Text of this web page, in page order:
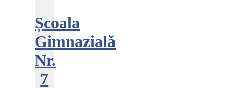
Școala
Gimnazială
Nr.
7